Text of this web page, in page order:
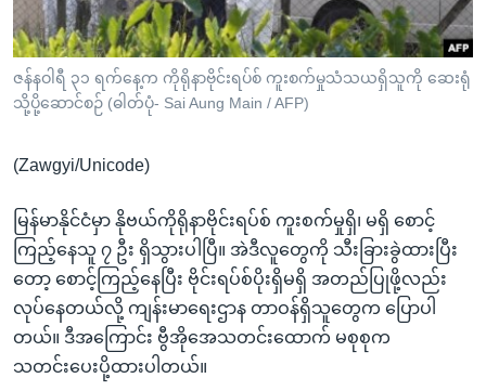
ကျော်
ကြည့်
ရန်
ရန်
ကျော်
ရန်
ဗွီအိုအေ လူမှုကွန်ယက်များ
ဇန်နဝါရီ ၃၁ ရက်နေ့က ကိုရိုနာဗိုင်းရပ်စ် ကူးစက်မှုသံသယရှိသူကို ဆေးရုံ
သို့ပို့ဆောင်စဉ် (ဓါတ်ပုံ- Sai Aung Main / AFP)
(Zawgyi/Unicode)
မြန်မာနိုင်ငံမှာ နိုဗယ်ကိုရိုနာဗိုင်းရပ်စ် ကူးစက်မှုရှိ၊ မရှိ စောင့်
ကြည့်နေသူ ၇ ဦး ရှိသွားပါပြီ။ အဲဒီလူတွေကို သီးခြားခွဲထားပြီး
တော့ စောင့်ကြည့်နေပြီး ဗိုင်းရပ်စ်ပိုးရှိမရှိ အတည်ပြုဖို့လည်း
လုပ်နေတယ်လို့ ကျန်းမာရေးဌာန တာဝန်ရှိသူတွေက ပြောပါ
တယ်။ ဒီအကြောင်း ဗွီအိုအေသတင်းထောက် မစုစုက
သတင်းပေးပို့ထားပါတယ်။